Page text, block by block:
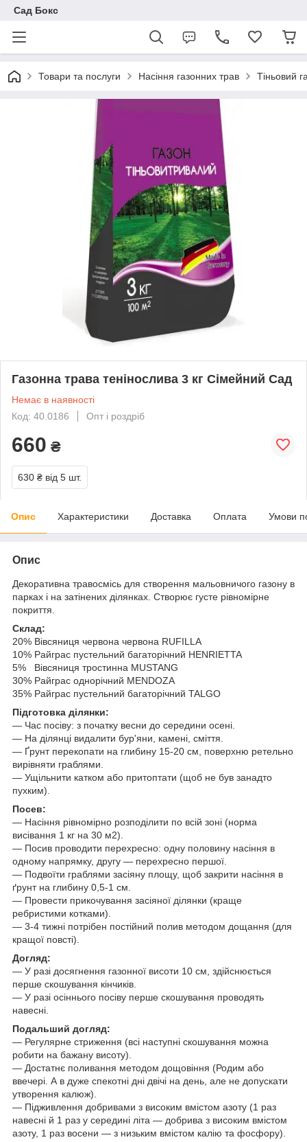
Сад Бокс
Товари та послуги Насіння газонних трав Тіньовий
Газонна трава тенінослива 3 кг Сімейний Сад
Немає в наявності
Код: 40.0186
Опт і роздріб
660 ₴
630 ₴ від 5 шт.
Опис Характеристики Доставка Оплата Умови
Опис
Декоративна травосмісь для створення мальовничого газону в
парках і на затінених ділянках. Створює густе рівномірне
покриття.
Склад:
20% Вівсяниця червона червона RUFILLA
10% Райграс пустельний багаторічний HENRIETTA
5% Вівсяниця тростинна MUSTANG
30% Райграс однорічний MENDOZA
35% Райграс пустельний багаторічний TALGO
Підготовка ділянки:
— Час посіву: з початку весни до середини осені.
— На ділянці видалити бур'яни, камені, сміття.
— Ґрунт перекопати на глибину 15-20 см, поверхню ретельно
вирівняти граблями.
— Ущільнити катком або притоптати (щоб не був занадто
пухким).
Посев:
— Насіння рівномірно розподілити по всій зоні (норма
висівання 1 кг на 30 м2).
— Посив проводити перехресно: одну половину насіння в
одному напрямку, другу — перехресно першої.
— Подвоїти граблями засіяну площу, щоб закрити насіння в
ґрунт на глибину 0,5-1 см.
— Провести прикочування засіяної ділянки (краще
ребристими котками).
— 3-4 тижні потрібен постійний полив методом дощання (для
кращої повсті).
Догляд:
— У разі досягнення газонної висоти 10 см, здійснюється
перше скошування кінчиків.
— У разі осіннього посіву перше скошування проводять
навесні.
Подальший догляд:
— Регулярне стриження (всі наступні скошування можна
робити на бажану висоту).
— Достатнє поливання методом дощовіння (Родим або
ввечері. А в дуже спекотні дні двічі на день, але не допускати
утворення калюж).
— Підживлення добривами з високим вмістом азоту (1 раз
навесні й 1 раз у середині літа — добрива з високим вмістом
азоту, 1 раз восени — з низьким вмістом калію та фосфору).